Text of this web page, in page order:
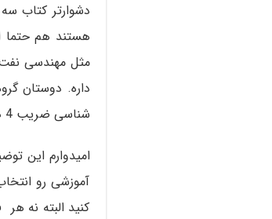
دشوارتر کتاب
هستند هم حتما
داره. دوستان
شناسی ضریب 4 داره و فوق العاده مهمه.
امیدوارم این
آموزشی رو
کنید البته نه